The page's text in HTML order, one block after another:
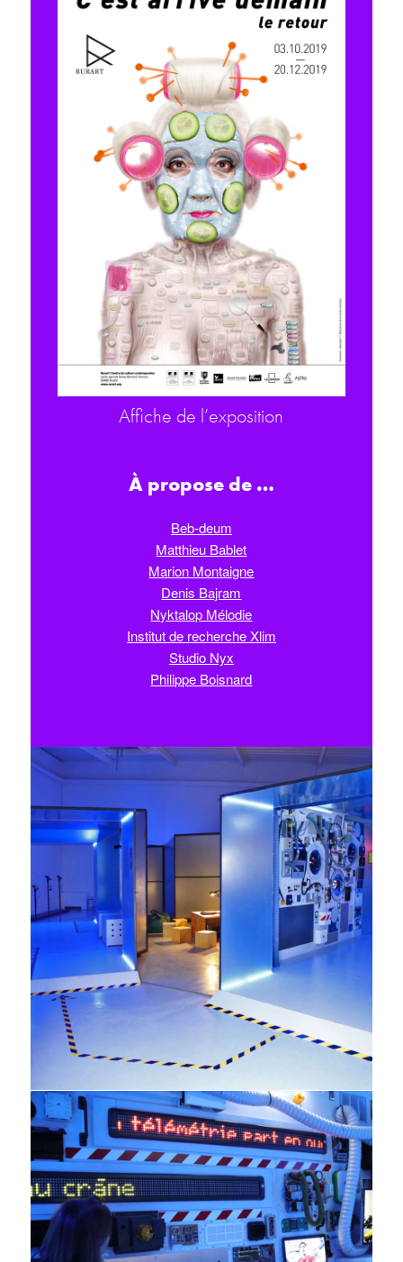
Affiche de l’exposition
À propose de …
Beb-deum
Matthieu Bablet
Marion Montaigne
Denis Bajram
Nyktalop Mélodie
Institut de recherche Xlim
Studio Nyx
Philippe Boisnard